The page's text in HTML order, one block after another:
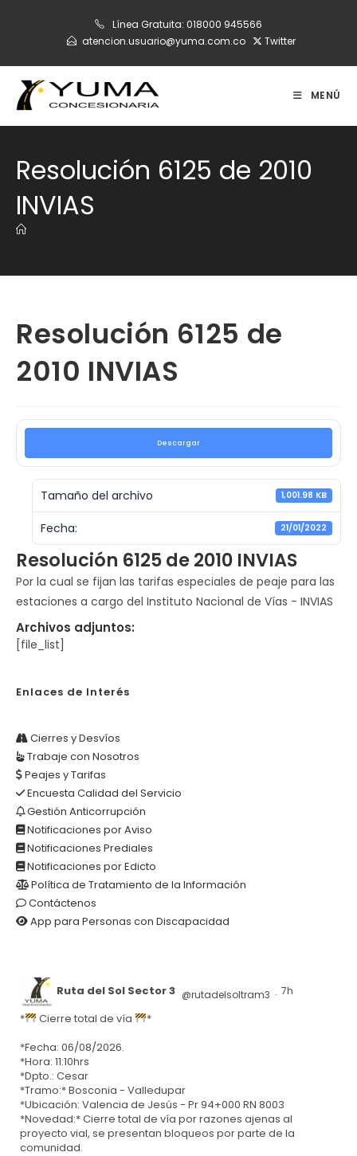
Línea Gratuita: 018000 945566
atencion.usuario@yuma.com.co
Twitter
MENÚ
Resolución 6125 de 2010
INVIAS
Resolución 6125 de
2010 INVIAS
Descargar
Tamaño del archivo 1,001.98 KB
Fecha: 21/01/2022
Resolución 6125 de 2010 INVIAS
Por la cual se fijan las tarifas especiales de peaje para las
estaciones a cargo del Instituto Nacional de Vías - INVIAS
Archivos adjuntos:
[file_list]
Enlaces de Interés
Cierres y Desvíos
Trabaje con Nosotros
Peajes y Tarifas
Encuesta Calidad del Servicio
Gestión Anticorrupción
Notificaciones por Aviso
Notificaciones Prediales
Notificaciones por Edicto
Política de Tratamiento de la Información
Contáctenos
App para Personas con Discapacidad
Ruta del Sol Sector 3 @rutadelsoltram3 · 7h
* Cierre total de vía
*
*Fecha: 06/08/2026.
*Hora: 11:10hrs
*Dpto.: Cesar
*Tramo:* Bosconia - Valledupar
*Ubicación: Valencia de Jesús - Pr 94+000 RN 8003
*Novedad:* Cierre total de vía por razones ajenas al
proyecto vial, se presentan bloqueos por parte de la
comunidad.